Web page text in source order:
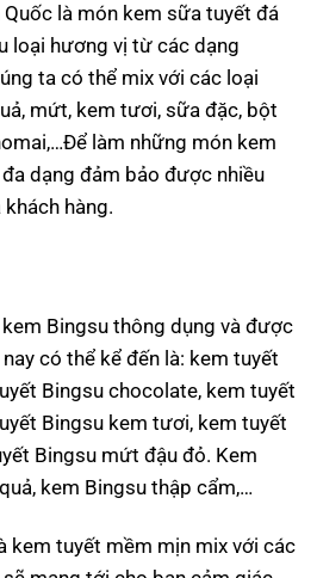
là món kem sữa tuyết đá
loại hương vị từ các dạng
ta có thể mix với các loại
mứt, kem tươi, sữa đặc, bột
làm những món kem
dạng đảm bảo được nhiều
hàng.
Bingsu thông dụng và được
có thể kể đến là: kem tuyết
Bingsu chocolate, kem tuyết
Bingsu kem tươi, kem tuyết
Bingsu mứt đậu đỏ. Kem
kem Bingsu thập cẩm,…
kem tuyết mềm mịn mix với các